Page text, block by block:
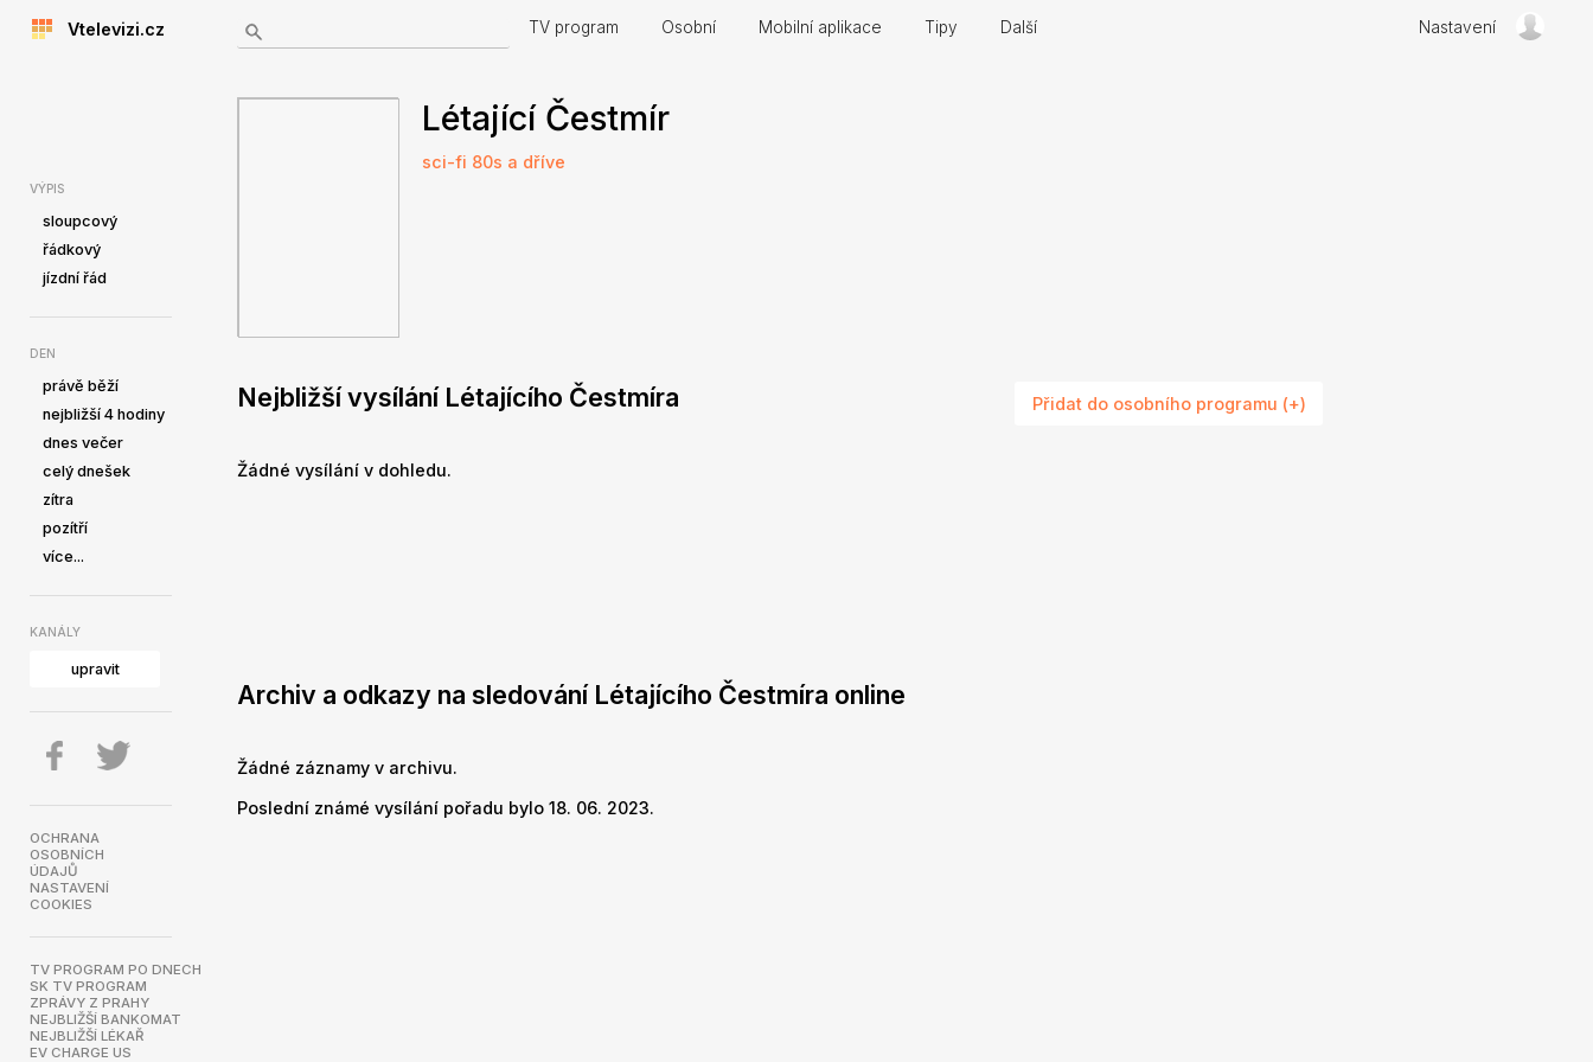
Vtelevizi.cz TV program Osobní Mobilní aplikace Tipy Další Nastavení
VÝPIS
sloupcový
řádkový
jízdní řád
DEN
právě běží
nejbližší 4 hodiny
dnes večer
celý dnešek
zítra
pozítří
více...
KANÁLY
upravit
OCHRANA
OSOBNÍCH
ÚDAJŮ
NASTAVENÍ
COOKIES
TV PROGRAM PO DNECH
SK TV PROGRAM
ZPRÁVY Z PRAHY
NEJBLIŽŠÍ BANKOMAT
NEJBLIŽŠÍ LÉKAŘ
EV CHARGE US
Létající Čestmír
sci-fi 80s a dříve
Nejbližší vysílání Létajícího Čestmíra
Žádné vysílání v dohledu.
Archiv a odkazy na sledování Létajícího Čestmíra online
Žádné záznamy v archivu.
Poslední známé vysílání pořadu bylo 18. 06. 2023.
Přidat do osobního programu (+)